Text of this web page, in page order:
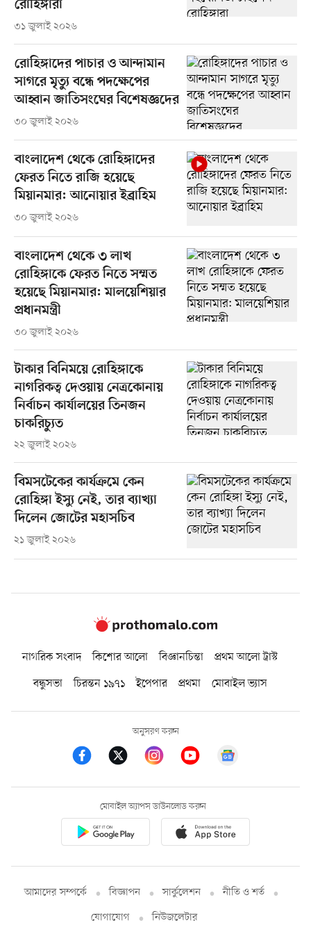
রোহিঙ্গারা
৩১ জুলাই ২০২৬
রোহিঙ্গাদের পাচার ও আন্দামান
সাগরে মৃত্যু বন্ধে পদক্ষেপের
আহ্বান জাতিসংঘের বিশেষজ্ঞদের
৩০ জুলাই ২০২৬
বাংলাদেশ থেকে রোহিঙ্গাদের
ফেরত নিতে রাজি হয়েছে
মিয়ানমার: আনোয়ার ইব্রাহিম
৩০ জুলাই ২০২৬
বাংলাদেশ থেকে ৩ লাখ
রোহিঙ্গাকে ফেরত নিতে সম্মত
হয়েছে মিয়ানমার: মালয়েশিয়ার
প্রধানমন্ত্রী
৩০ জুলাই ২০২৬
টাকার বিনিময়ে রোহিঙ্গাকে
নাগরিকত্ব দেওয়ায় নেত্রকোনায়
নির্বাচন কার্যালয়ের তিনজন
চাকরিচ্যুত
২২ জুলাই ২০২৬
বিমসটেকের কার্যক্রমে কেন
রোহিঙ্গা ইস্যু নেই, তার ব্যাখ্যা
দিলেন জোটের মহাসচিব
২১ জুলাই ২০২৬
নাগরিক সংবাদ কিশোর আলো বিজ্ঞানচিন্তা
প্রথম আলো ট্রাস্ট
বন্ধুসভা
চিরন্তন ১৯৭১ ইপেপার প্রথমা মোবাইল ভ্যাস
অনুসরণ করুন
মোবাইল অ্যাপস ডাউনলোড করুন
আমাদের সম্পর্কে বিজ্ঞাপন সার্কুলেশন
নীতি ও শর্ত
যোগাযোগ
নিউজলেটার